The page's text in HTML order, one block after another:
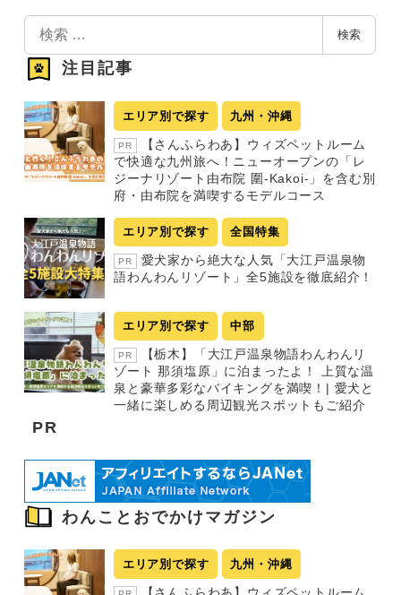
検
索
検索
注目記事
エリア別で探す 九州・沖縄
PR
【さんふらわあ】ウィズペットルーム
で快適な九州旅へ！ニューオープンの「レ
ジーナリゾート由布院 圍-Kakoi-」を含む別
府・由布院を満喫するモデルコース
エリア別で探す 全国特集
PR
愛犬家から絶大な人気「大江戸温泉物
語わんわんリゾート」全5施設を徹底紹介！
エリア別で探す 中部
PR
【栃木】「大江戸温泉物語わんわんリ
ゾート 那須塩原」に泊まったよ！ 上質な温
泉と豪華多彩なバイキングを満喫！| 愛犬と
一緒に楽しめる周辺観光スポットもご紹介
PR
わんことおでかけマガジン
エリア別で探す 九州・沖縄
【さんふらわあ】ウィズペットルーム